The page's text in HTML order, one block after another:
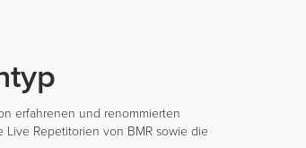
erfahrenen und renommierten
Repetitorien von BMR sowie die